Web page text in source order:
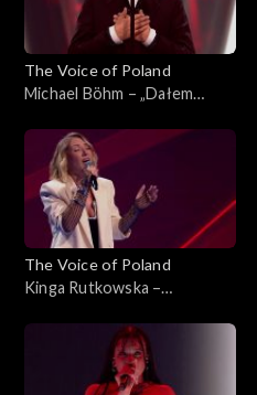
The Voice of Poland
Michael Böhm – „Dałem
Poland”, Live 3, 22 listopada
2025
The Voice of Poland
Kinga Rutkowska –
of Poland”, Live 2, 15
listopada 2025